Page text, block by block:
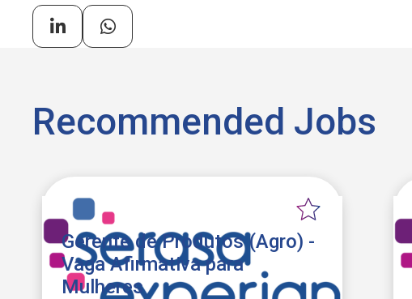
Recommended Jobs
Gerente de Produtos (Agro) -
Vaga Afirmativa para
Mulheres